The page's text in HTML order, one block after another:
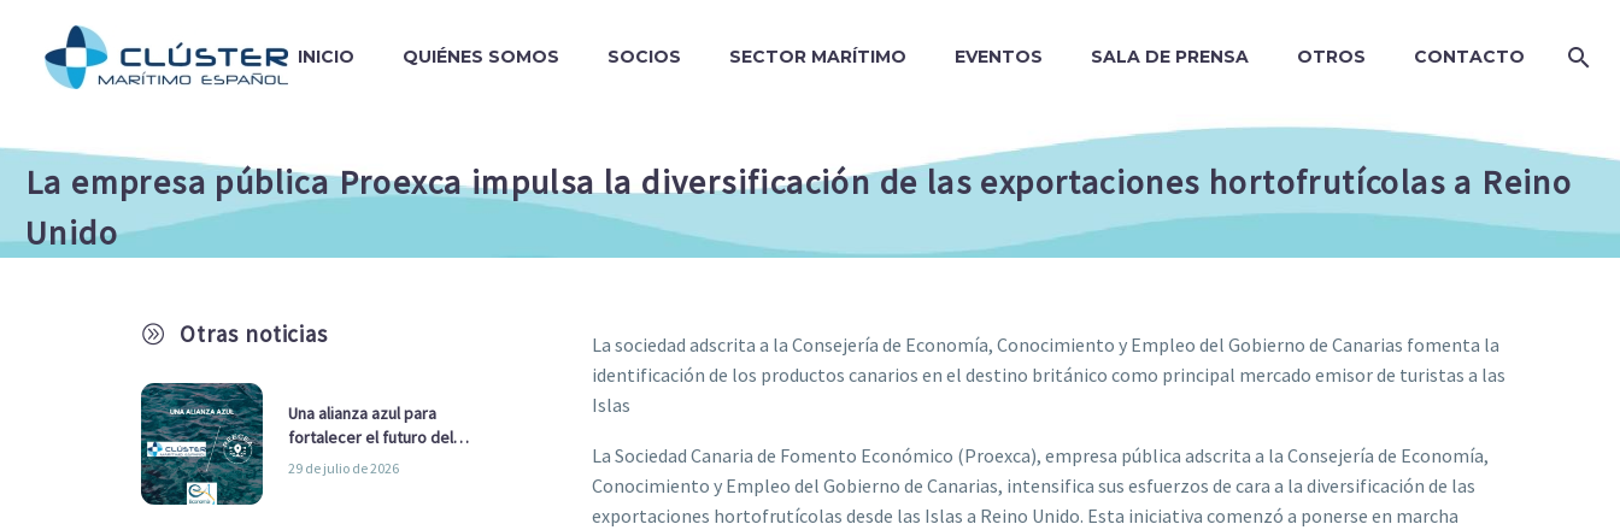
INICIO QUIÉNES SOMOS SOCIOS SECTOR MARÍTIMO EVENTOS SALA DE PRENSA OTROS CONTACTO
La empresa pública Proexca impulsa la diversificación de las exportaciones hortofrutícolas a Reino
Unido
A Otras noticias
Una alianza azul para
fortalecer el futuro del
sector marítimo
29 de julio de 2026
La sociedad adscrita a la Consejería de Economía, Conocimiento y Empleo del Gobierno de Canarias fomenta la
identificación de los productos canarios en el destino británico como principal mercado emisor de turistas a las
Islas
La Sociedad Canaria de Fomento Económico (Proexca), empresa pública adscrita a la Consejería de Economía,
Conocimiento y Empleo del Gobierno de Canarias, intensifica sus esfuerzos de cara a la diversificación de las
exportaciones hortofrutícolas desde las Islas a Reino Unido. Esta iniciativa comenzó a ponerse en marcha